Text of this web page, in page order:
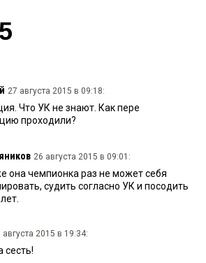
5
27 августа 2015 в 09:18:
Что УК не знают. Как пере
проходили?
26 августа 2015 в 09:01:
она чемпионка раз не может себя
судить согласно УК и посодить
августа 2015 в 19:34:
сесть!